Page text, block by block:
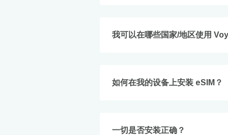
我可以在哪些国家/地区使用
如何在我的设备上安装 eSIM？
一切是否安装正确？
or
选